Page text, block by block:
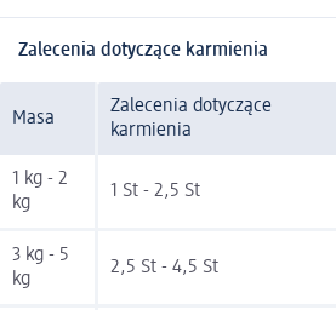
Zalecenia dotyczące karmienia
Masa
Zalecenia dotyczące
karmienia
1 kg - 2
kg
1 St - 2,5 St
3 kg - 5
kg
2,5 St - 4,5 St